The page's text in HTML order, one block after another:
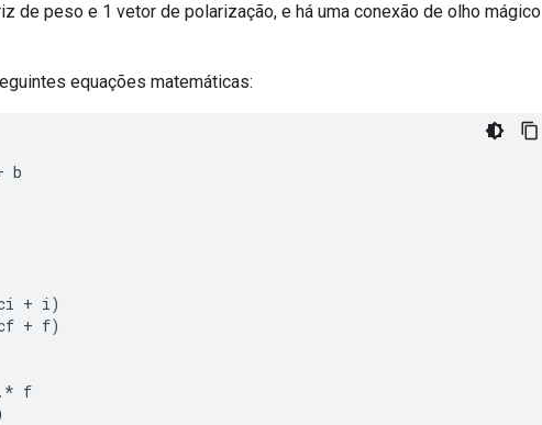
de peso e 1 vetor de polarização, e há uma conexão de olho mágico
equações matemáticas:
b
+ i)
+ f)
.* f